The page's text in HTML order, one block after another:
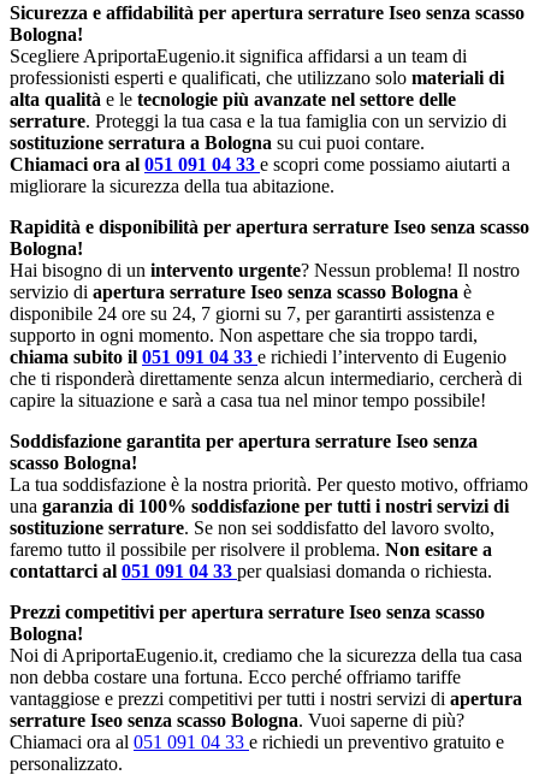
Sicurezza e affidabilità per apertura serrature Iseo senza scasso
Bologna!
Scegliere ApriportaEugenio.it significa affidarsi a un team di
professionisti esperti e qualificati, che utilizzano solo materiali di
alta qualità e le tecnologie più avanzate nel settore delle
serrature. Proteggi la tua casa e la tua famiglia con un servizio di
sostituzione serratura a Bologna su cui puoi contare.
Chiamaci ora al 051 091 04 33 e scopri come possiamo aiutarti a
migliorare la sicurezza della tua abitazione.
Rapidità e disponibilità per apertura serrature Iseo senza scasso
Bologna!
Hai bisogno di un intervento urgente? Nessun problema! Il nostro
servizio di apertura serrature Iseo senza scasso Bologna è
disponibile 24 ore su 24, 7 giorni su 7, per garantirti assistenza e
supporto in ogni momento. Non aspettare che sia troppo tardi,
chiama subito il 051 091 04 33 e richiedi l’intervento di Eugenio
che ti risponderà direttamente senza alcun intermediario, cercherà di
capire la situazione e sarà a casa tua nel minor tempo possibile!
Soddisfazione garantita per apertura serrature Iseo senza
scasso Bologna!
La tua soddisfazione è la nostra priorità. Per questo motivo, offriamo
una garanzia di 100% soddisfazione per tutti i nostri servizi di
sostituzione serrature. Se non sei soddisfatto del lavoro svolto,
faremo tutto il possibile per risolvere il problema. Non esitare a
contattarci al 051 091 04 33 per qualsiasi domanda o richiesta.
Prezzi competitivi per apertura serrature Iseo senza scasso
Bologna!
Noi di ApriportaEugenio.it, crediamo che la sicurezza della tua casa
non debba costare una fortuna. Ecco perché offriamo tariffe
vantaggiose e prezzi competitivi per tutti i nostri servizi di apertura
serrature Iseo senza scasso Bologna. Vuoi saperne di più?
Chiamaci ora al 051 091 04 33 e richiedi un preventivo gratuito e
personalizzato.